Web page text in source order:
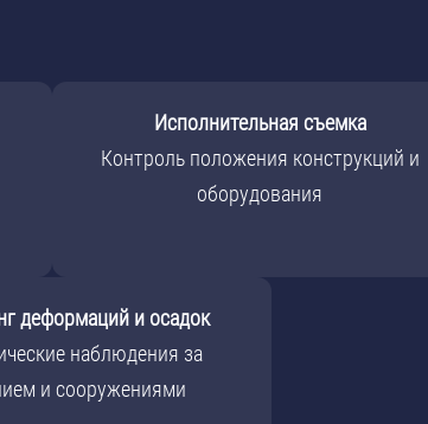
Исполнительная съемка
Контроль положения конструкций и
оборудования
деформаций и осадок
наблюдения за
и сооружениями